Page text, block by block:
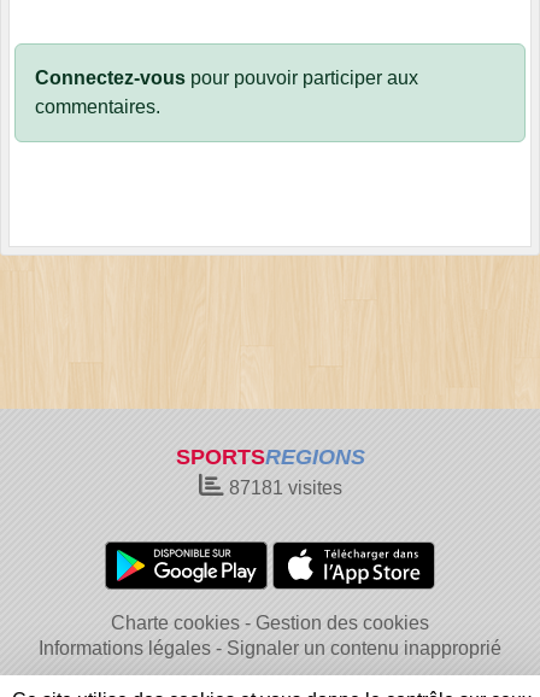
Connectez-vous pour pouvoir participer aux
commentaires.
SPORTSREGIONS
87181 visites
Charte cookies
Gestion des cookies
Informations légales
Signaler un contenu inapproprié